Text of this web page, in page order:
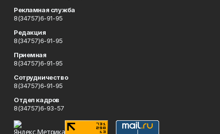
Рекламная служба
8(34757)6-91-95
Редакция
8(34757)6-91-95
Приемная
8(34757)6-91-95
Сотрудничество
8(34757)6-91-95
Отдел кадров
8(34757)6-93-57